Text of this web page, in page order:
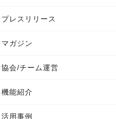
プレスリリース
マガジン
協会/チーム運営
機能紹介
活用事例